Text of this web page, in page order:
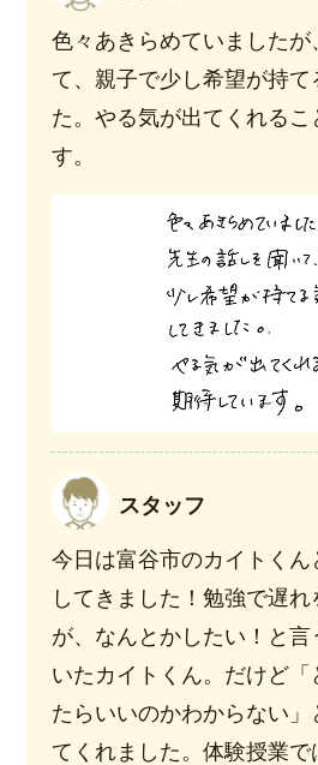
色々あきらめていましたが
て、親子で少し希望が持て
た。やる気が出てくれるこ
す。
スタッフ
今日は富谷市のカイトくん
してきました！勉強で遅
が、なんとかしたい！と言
いたカイトくん。だけど「
たらいいのかわからない
てくれました。体験授業